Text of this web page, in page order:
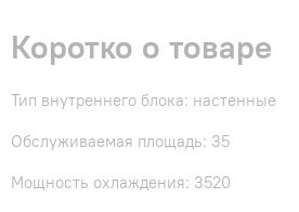
Коротко о товаре
Тип внутреннего блока: настенные
Обслуживаемая площадь: 35
Мощность охлаждения: 3520